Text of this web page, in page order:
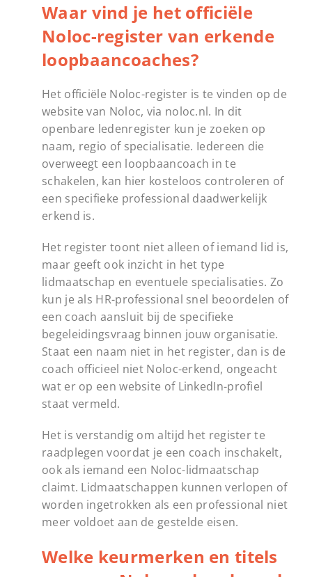
Waar vind je het officiële
Noloc-register van erkende
loopbaancoaches?
Het officiële Noloc-register is te vinden op de
website van Noloc, via noloc.nl. In dit
openbare ledenregister kun je zoeken op
naam, regio of specialisatie. Iedereen die
overweegt een loopbaancoach in te
schakelen, kan hier kosteloos controleren of
een specifieke professional daadwerkelijk
erkend is.
Het register toont niet alleen of iemand lid is,
maar geeft ook inzicht in het type
lidmaatschap en eventuele specialisaties. Zo
kun je als HR-professional snel beoordelen of
een coach aansluit bij de specifieke
begeleidingsvraag binnen jouw organisatie.
Staat een naam niet in het register, dan is de
coach officieel niet Noloc-erkend, ongeacht
wat er op een website of LinkedIn-profiel
staat vermeld.
Het is verstandig om altijd het register te
raadplegen voordat je een coach inschakelt,
ook als iemand een Noloc-lidmaatschap
claimt. Lidmaatschappen kunnen verlopen of
worden ingetrokken als een professional niet
meer voldoet aan de gestelde eisen.
Welke keurmerken en titels